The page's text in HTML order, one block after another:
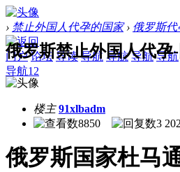
› 禁止外国人代孕的国家 › 俄罗斯代
门户 论坛 导读 导航 导航 导航 导航
导航12
俄罗斯禁止外国人代孕
楼主 91xlbadm
8850
3
俄罗斯国家杜马